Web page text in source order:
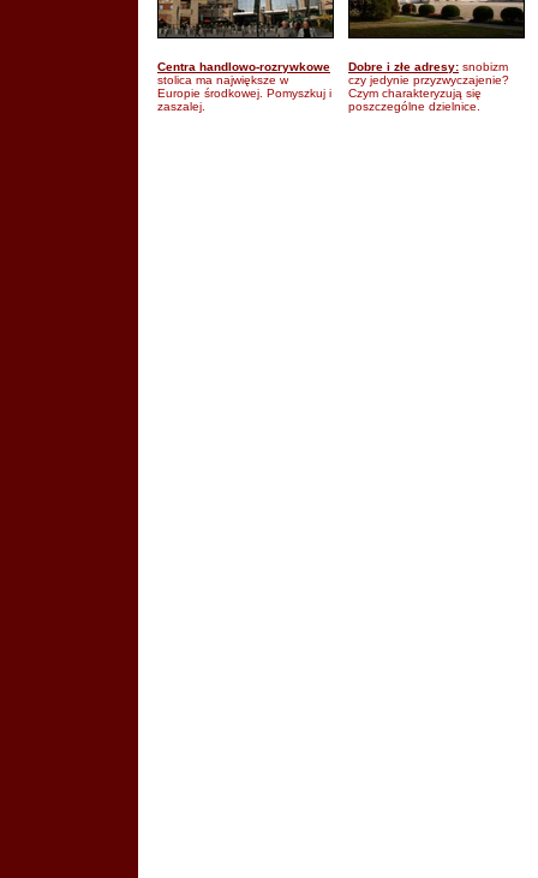
Centra handlowo-rozrywkowe
stolica ma największe w
Europie środkowej. Pomyszkuj i
zaszalej.
Dobre i złe adresy: snobizm
czy jedynie przyzwyczajenie?
Czym charakteryzują się
poszczególne dzielnice.